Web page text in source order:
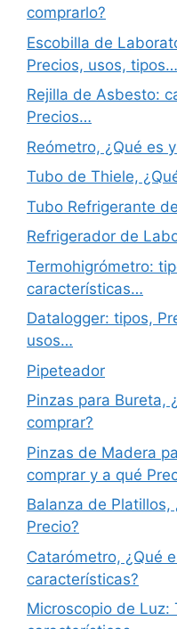
comprarlo?
Escobilla de
Precios, usos, tipos…
Rejilla de Asbesto:
Precios…
Reómetro, ¿Qué es
Tubo de Thiele,
Tubo Refrigerante
Refrigerador de
Termohigrómetro:
características…
Datalogger: tipos,
usos…
Pipeteador
Pinzas para Bureta,
comprar?
Pinzas de Madera
comprar y a qué
Balanza de Platillos,
Precio?
Catarómetro, ¿Qué
características?
Microscopio de Luz: